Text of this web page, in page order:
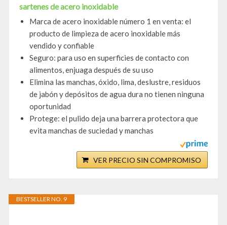
sartenes de acero inoxidable
Marca de acero inoxidable número 1 en venta: el
producto de limpieza de acero inoxidable más
vendido y confiable
Seguro: para uso en superficies de contacto con
alimentos, enjuaga después de su uso
Elimina las manchas, óxido, lima, deslustre, residuos
de jabón y depósitos de agua dura no tienen ninguna
oportunidad
Protege: el pulido deja una barrera protectora que
evita manchas de suciedad y manchas
VER PRECIO SIN COMPROMISO
BESTSELLER NO. 9